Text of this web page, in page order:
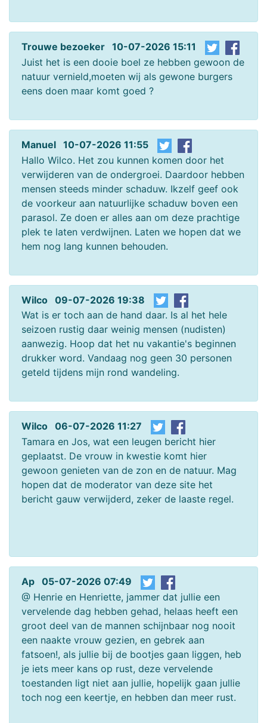
Trouwe bezoeker 10-07-2026 15:11
Juist het is een dooie boel ze hebben gewoon de
natuur vernield,moeten wij als gewone burgers
eens doen maar komt goed ?
Manuel 10-07-2026 11:55
Hallo Wilco. Het zou kunnen komen door het
verwijderen van de ondergroei. Daardoor hebben
mensen steeds minder schaduw. Ikzelf geef ook
de voorkeur aan natuurlijke schaduw boven een
parasol. Ze doen er alles aan om deze prachtige
plek te laten verdwijnen. Laten we hopen dat we
hem nog lang kunnen behouden.
Wilco 09-07-2026 19:38
Wat is er toch aan de hand daar. Is al het hele
seizoen rustig daar weinig mensen (nudisten)
aanwezig. Hoop dat het nu vakantie's beginnen
drukker word. Vandaag nog geen 30 personen
geteld tijdens mijn rond wandeling.
Wilco 06-07-2026 11:27
Tamara en Jos, wat een leugen bericht hier
geplaatst. De vrouw in kwestie komt hier
gewoon genieten van de zon en de natuur. Mag
hopen dat de moderator van deze site het
bericht gauw verwijderd, zeker de laaste regel.
Ap 05-07-2026 07:49
@ Henrie en Henriette, jammer dat jullie een
vervelende dag hebben gehad, helaas heeft een
groot deel van de mannen schijnbaar nog nooit
een naakte vrouw gezien, en gebrek aan
fatsoen!, als jullie bij de bootjes gaan liggen, heb
je iets meer kans op rust, deze vervelende
toestanden ligt niet aan jullie, hopelijk gaan jullie
toch nog een keertje, en hebben dan meer rust.